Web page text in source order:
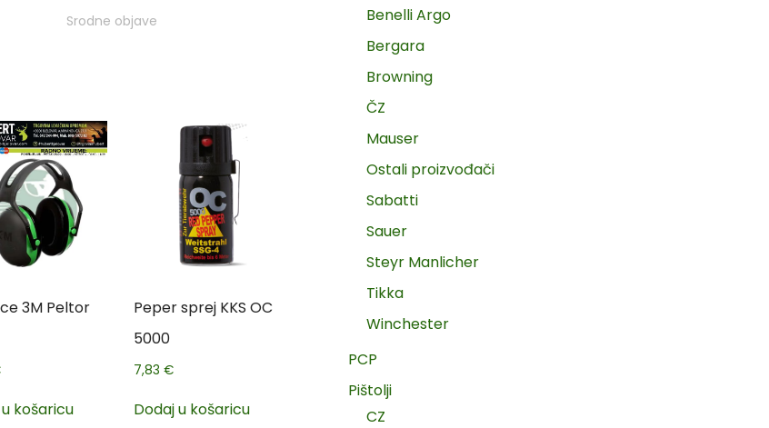
Srodne objave
3M Peltor
košaricu
Peper sprej KKS OC
5000
7,83 €
Dodaj u košaricu
Benelli Argo
Bergara
Browning
ČZ
Mauser
Ostali proizvođači
Sabatti
Sauer
Steyr Manlicher
Tikka
Winchester
PCP
Pištolji
CZ